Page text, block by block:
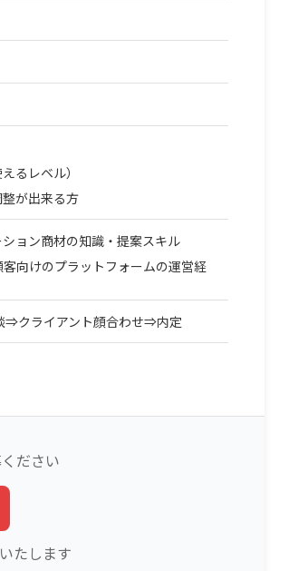
るレベル）
が出来る方
ョン商材の知識・提案スキル
向けのプラットフォームの運営経
クライアント顔合わせ⇒内定
ださい
たします